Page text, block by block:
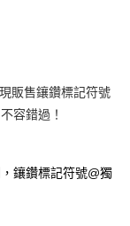
販售鑲鑽標記符號
容錯過！
鑲鑽標記符號@獨